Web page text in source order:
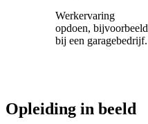
Werkervaring
opdoen, bijvoorbeeld
bij een garagebedrijf.
Opleiding in beeld